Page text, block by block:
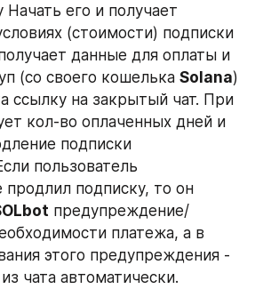
его и получает
(стоимости) подписки
данные для оплаты и
(со своего кошелька Solana)
ссылку на закрытый чат. При
кол-во оплаченных дней и
подписки
пользователь
подписку, то он
предупреждение/
платежа, а в
этого предупреждения -
чата автоматически.